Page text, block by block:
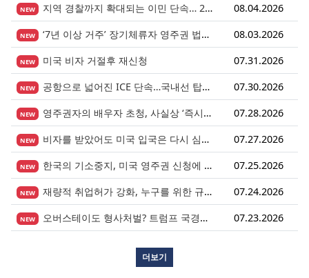
NEW 지역 경찰까지 확대되는 이민 단속… 287(g) 프로그램의 대대적 확장 08.04.2026
NEW ‘7년 이상 거주’ 장기체류자 영주권 법안 재추진… 현실화될 수 있을까? 08.03.2026
NEW 미국 비자 거절후 재신청 07.31.2026
NEW 공항으로 넓어진 ICE 단속…국내선 탑승도 더 이상 안전지대 아니다. 07.30.2026
NEW 영주권자의 배우자 초청, 사실상 ‘즉시 진행’ 시대 열렸다. 07.28.2026
NEW 비자를 받았어도 미국 입국은 다시 심사받습니다. 07.27.2026
NEW 한국의 기소중지, 미국 영주권 신청에 어떤 영향을 미칠까? 07.25.2026
NEW 재량적 취업허가 강화, 누구를 위한 규정인가? 07.24.2026
NEW 오버스테이도 형사처벌? 트럼프 국경안전법안이 던지는 경고 07.23.2026
더보기